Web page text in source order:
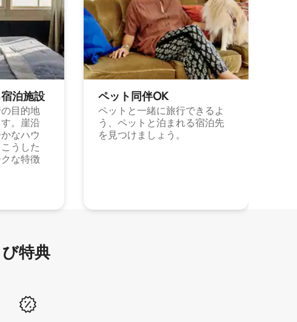
泊施⁠設
目的地
。崖沿
なハウ
うした
な特徴
ペット同⁠伴OK
ペットと一緒に旅行できるよ
う、ペットと泊まれる宿泊先
を見つけましょう。
特⁠典